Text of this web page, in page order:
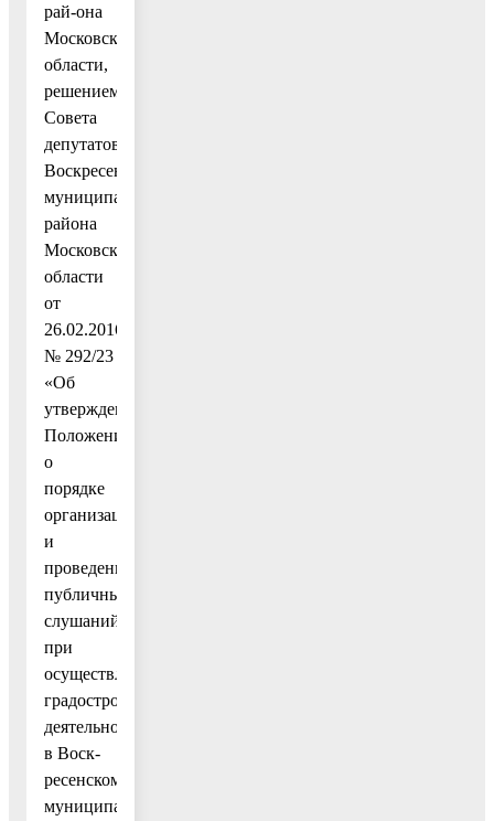
рай-она
Московской
области,
решением
Совета
депутатов
Воскресенского
муниципального
района
Московской
области
от
26.02.2016
№ 292/23
«Об
утверждении
Положения
о
порядке
организации
и
проведении
публичных
слушаний
при
осуществлении
градостроительной
деятельности
в Воск-
ресенском
муниципальном